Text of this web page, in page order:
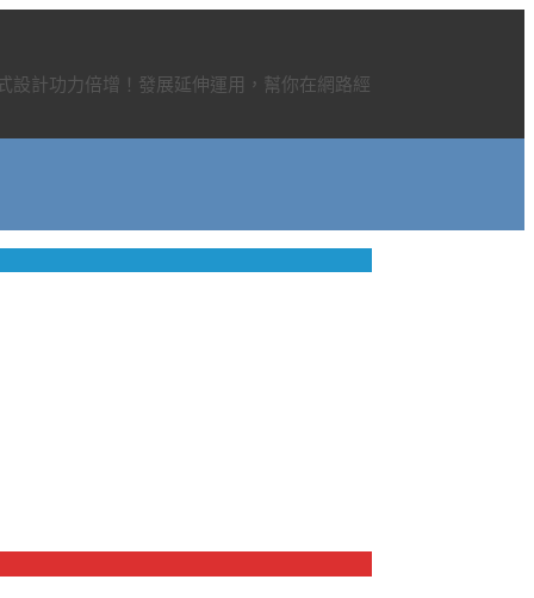
計功力倍增！發展延伸運用，幫你在網路經